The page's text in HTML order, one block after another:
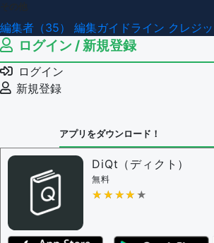
編集者（35） 編集ガイドライン クレジッ
ログイン / 新規登録
ログイン
新規登録
アプリをダウンロード！
DiQt（ディクト）
無料
★★★★★
★★★★★